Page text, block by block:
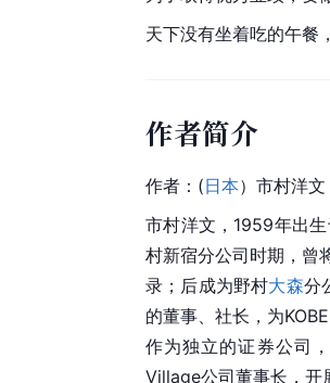
天下没有坐着吃的午餐
作者简介
作者：(日本）市村洋文
市村洋文，1959年出
村新宿分公司时期，曾
录；后成为野村大森分
的董事、社长，为
作为独立的证券公司
Village公司董事长，开